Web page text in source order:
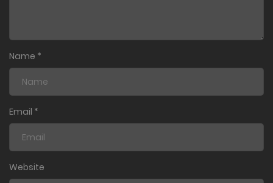
ตอนที่ 58
ตอนที่ 57
10 ธันวาคม 2025
ตอนที่ 56
10 ธันวาคม 2025
ตอนที่ 55
Name *
Email *
Website